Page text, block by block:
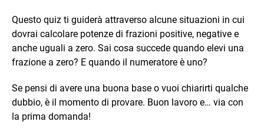
Questo quiz ti guiderà attraverso alcune situazioni in cui
dovrai calcolare potenze di frazioni positive, negative e
anche uguali a zero. Sai cosa succede quando elevi una
frazione a zero? E quando il numeratore è uno?
Se pensi di avere una buona base o vuoi chiarirti qualche
dubbio, è il momento di provare. Buon lavoro e… via con
la prima domanda!